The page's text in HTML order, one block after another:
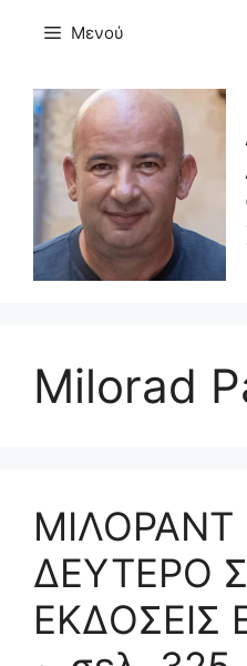
Μενού
Milorad
ΜΙΛΟΡΑΝΤ
ΔΕΥΤΕΡΟ
ΕΚΔΟΣΕΙΣ